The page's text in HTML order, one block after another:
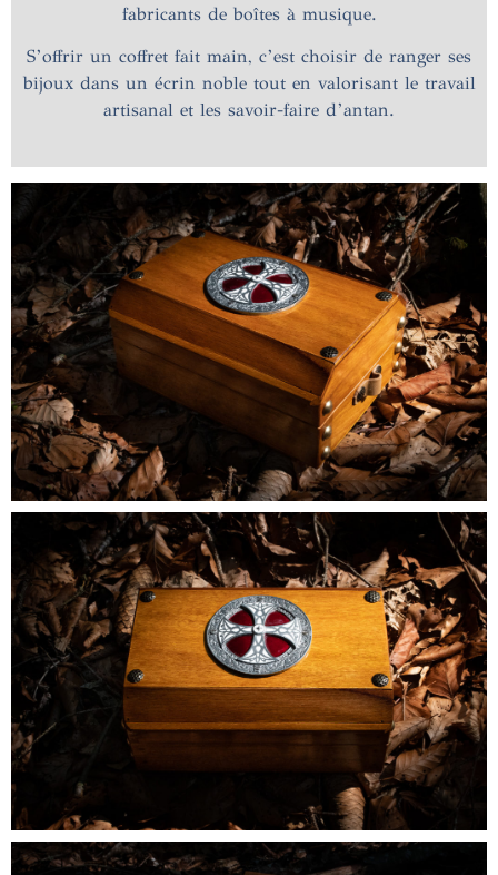
fabricants de boîtes à musique.
S’offrir un coffret fait main, c’est choisir de ranger ses
bijoux dans un écrin noble tout en valorisant le travail
artisanal et les savoir-faire d’antan.